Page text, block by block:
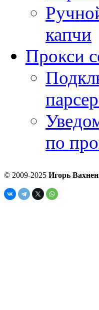
капчи
Прокси
по
© 2009-2025 Игорь